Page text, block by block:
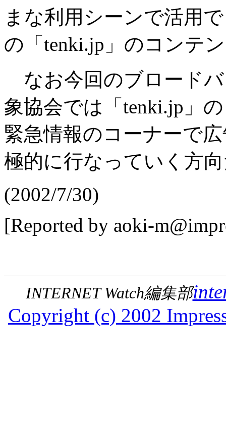
まな利用シーンで活用
の「tenki.jp」のコンテ
なお今回のブロード
象協会では「tenki.jp」
緊急情報のコーナーで
極的に行なっていく方
(2002/7/30)
[Reported by aoki-
INTERNET Watch編集部
Copyright (c) 2002